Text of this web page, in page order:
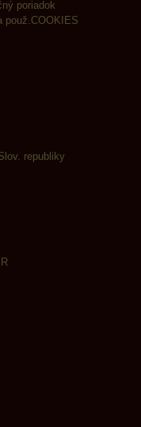
poriadok
použ.COOKIES
republiky